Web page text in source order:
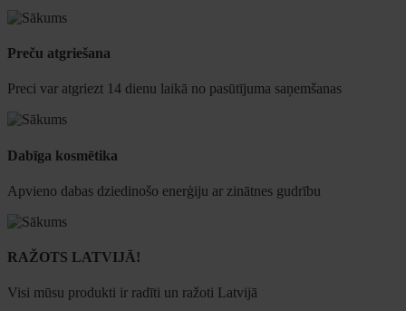
Preču atgriešana
Preci var atgriezt 14 dienu laikā no pasūtījuma saņemšanas
Dabīga kosmētika
Apvieno dabas dziedinošo enerģiju ar zinātnes gudrību
RAŽOTS LATVIJĀ!
Visi mūsu produkti ir radīti un ražoti Latvijā